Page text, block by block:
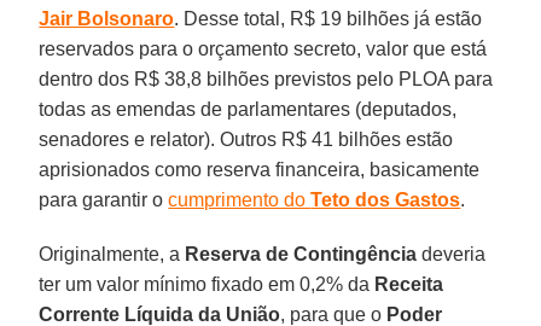
Jair Bolsonaro. Desse total, R$ 19 bilhões já estão
reservados para o orçamento secreto, valor que está
dentro dos R$ 38,8 bilhões previstos pelo PLOA para
todas as emendas de parlamentares (deputados,
senadores e relator). Outros R$ 41 bilhões estão
aprisionados como reserva financeira, basicamente
para garantir ocumprimento doTeto dos Gastos.
Originalmente, a Reserva de Contingência deveria
ter um valor mínimo fixado em 0,2% da Receita
Corrente Líquida da União, para que o Poder